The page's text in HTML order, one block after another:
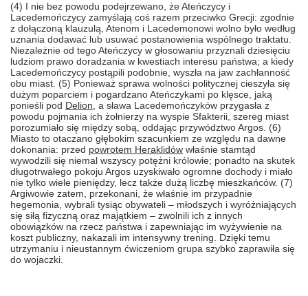
(4) I nie bez powodu podejrzewano, że Ateńczycy i
Lacedemończycy zamyślają coś razem przeciwko Grecji: zgodnie
z dołączoną klauzulą, Atenom i Lacedemonowi wolno było według
uznania dodawać lub usuwać postanowienia wspólnego traktatu.
Niezależnie od tego Ateńczycy w głosowaniu przyznali dziesięciu
ludziom prawo doradzania w kwestiach interesu państwa; a kiedy
Lacedemończycy postąpili podobnie, wyszła na jaw zachłanność
obu miast. (5) Ponieważ sprawa wolności politycznej cieszyła się
dużym poparciem i pogardzano Ateńczykami po klęsce, jaką
ponieśli pod Delion, a sława Lacedemończyków przygasła z
powodu pojmania ich żołnierzy na wyspie Sfakterii, szereg miast
porozumiało się między sobą, oddając przywództwo Argos. (6)
Miasto to otaczano głębokim szacunkiem ze względu na dawne
dokonania: przed powrotem Heraklidów właśnie stamtąd
wywodzili się niemal wszyscy potężni królowie; ponadto na skutek
długotrwałego pokoju Argos uzyskiwało ogromne dochody i miało
nie tylko wiele pieniędzy, lecz także dużą liczbę mieszkańców. (7)
Argiwowie zatem, przekonani, że właśnie im przypadnie
hegemonia, wybrali tysiąc obywateli – młodszych i wyróżniających
się siłą fizyczną oraz majątkiem – zwolnili ich z innych
obowiązków na rzecz państwa i zapewniając im wyżywienie na
koszt publiczny, nakazali im intensywny trening. Dzięki temu
utrzymaniu i nieustannym ćwiczeniom grupa szybko zaprawiła się
do wojaczki.